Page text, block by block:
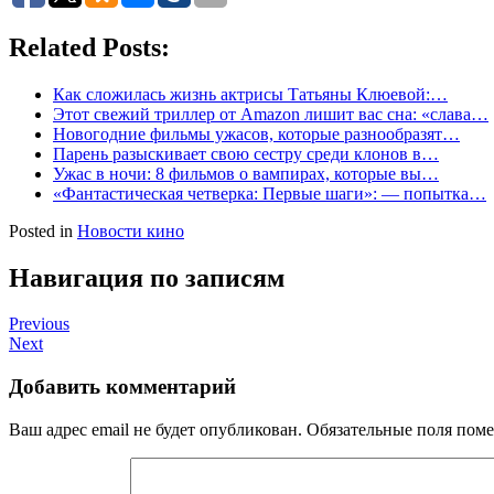
Related Posts:
Как сложилась жизнь актрисы Татьяны Клюевой:…
Этот свежий триллер от Amazon лишит вас сна: «слава…
Новогодние фильмы ужасов, которые разнообразят…
Парень разыскивает свою сестру среди клонов в…
Ужас в ночи: 8 фильмов о вампирах, которые вы…
«Фантастическая четверка: Первые шаги»: — попытка…
Posted in Новости кино
Навигация по записям
Previous
Next
Добавить комментарий
Ваш адрес email не будет опубликован. Обязательные поля